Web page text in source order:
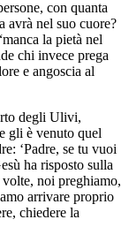
con quanta
avrà nel suo cuore?
la pietà nel
chi invece prega
e angoscia al
degli Ulivi,
gli è venuto quel
‘Padre, se tu vuoi
ha risposto sulla
volte, noi preghiamo,
arrivare proprio
chiedere la